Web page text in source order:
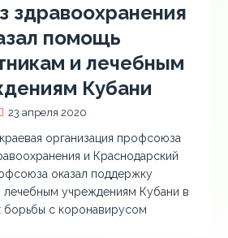
здравоохранения
помощь
и лечебным
Кубани
23 апреля 2020
организация профсоюза
и Краснодарский
оказал поддержку
лечебным учреждениям Кубани в
борьбы с коронавирусом